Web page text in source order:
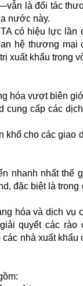
là đối tác
nước này.
có hiệu lực lần
hệ thương mại
xuất khẩu trong
hóa vượt biên
cung cấp các
khổ cho các giao
nhanh nhất thế
đặc biệt là trong
hóa và dịch vụ
quyết các rào
nhà xuất khẩu